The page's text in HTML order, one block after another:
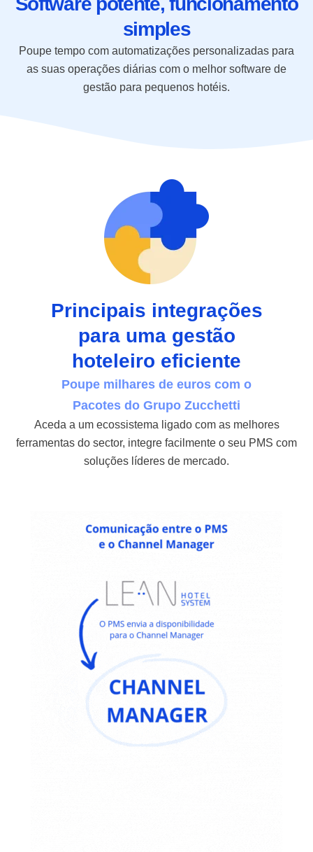
simples
Poupe tempo com automatizações personalizadas para
as suas operações diárias com o melhor software de
gestão para pequenos hotéis.
Principais integrações
para uma gestão
hoteleiro eficiente
Poupe milhares de euros com o
Pacotes do Grupo Zucchetti
Aceda a um ecossistema ligado com as melhores
ferramentas do sector, integre facilmente o seu PMS com
soluções líderes de mercado.